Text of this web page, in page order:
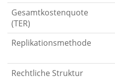
Gesamtkostenquote
(TER)
Replikationsmethode
Rechtliche Struktur